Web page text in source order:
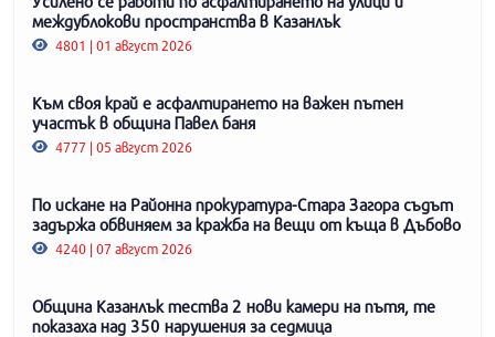
междублокови пространства в Казанлък
4801 | 01 август 2026
Към своя край е асфалтирането на важен пътен
участък в община Павел баня
4777 | 05 август 2026
По искане на Районна прокуратура-Стара Загора съдът
задържа обвиняем за кражба на вещи от къща в Дъбово
4240 | 07 август 2026
Община Казанлък тества 2 нови камери на пътя, те
показаха над 350 нарушения за седмица